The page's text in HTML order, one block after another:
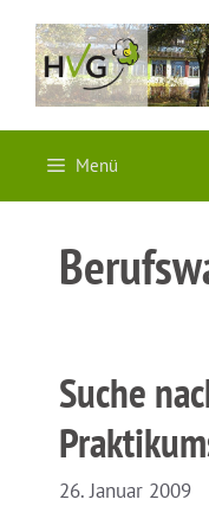
Inhalt
springen
Menü
Suche
26. Januar 2009